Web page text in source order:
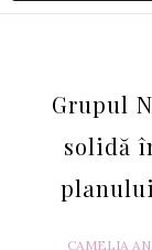
Grupul
solidă
CAMELIA